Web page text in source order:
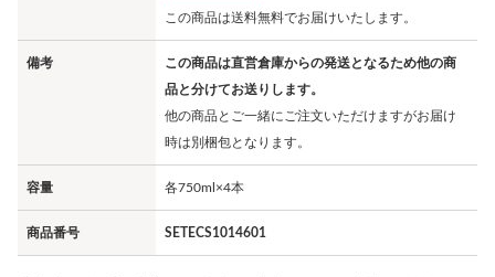
この商品は送料無料でお届けいたします。
備考
この商品は直営倉庫からの発送となるため他の商
品と分けてお送りします。
他の商品とご一緒にご注文いただけますがお届け
時は別梱包となります。
容量 各750ml×4本
商品番号 SETECS1014601